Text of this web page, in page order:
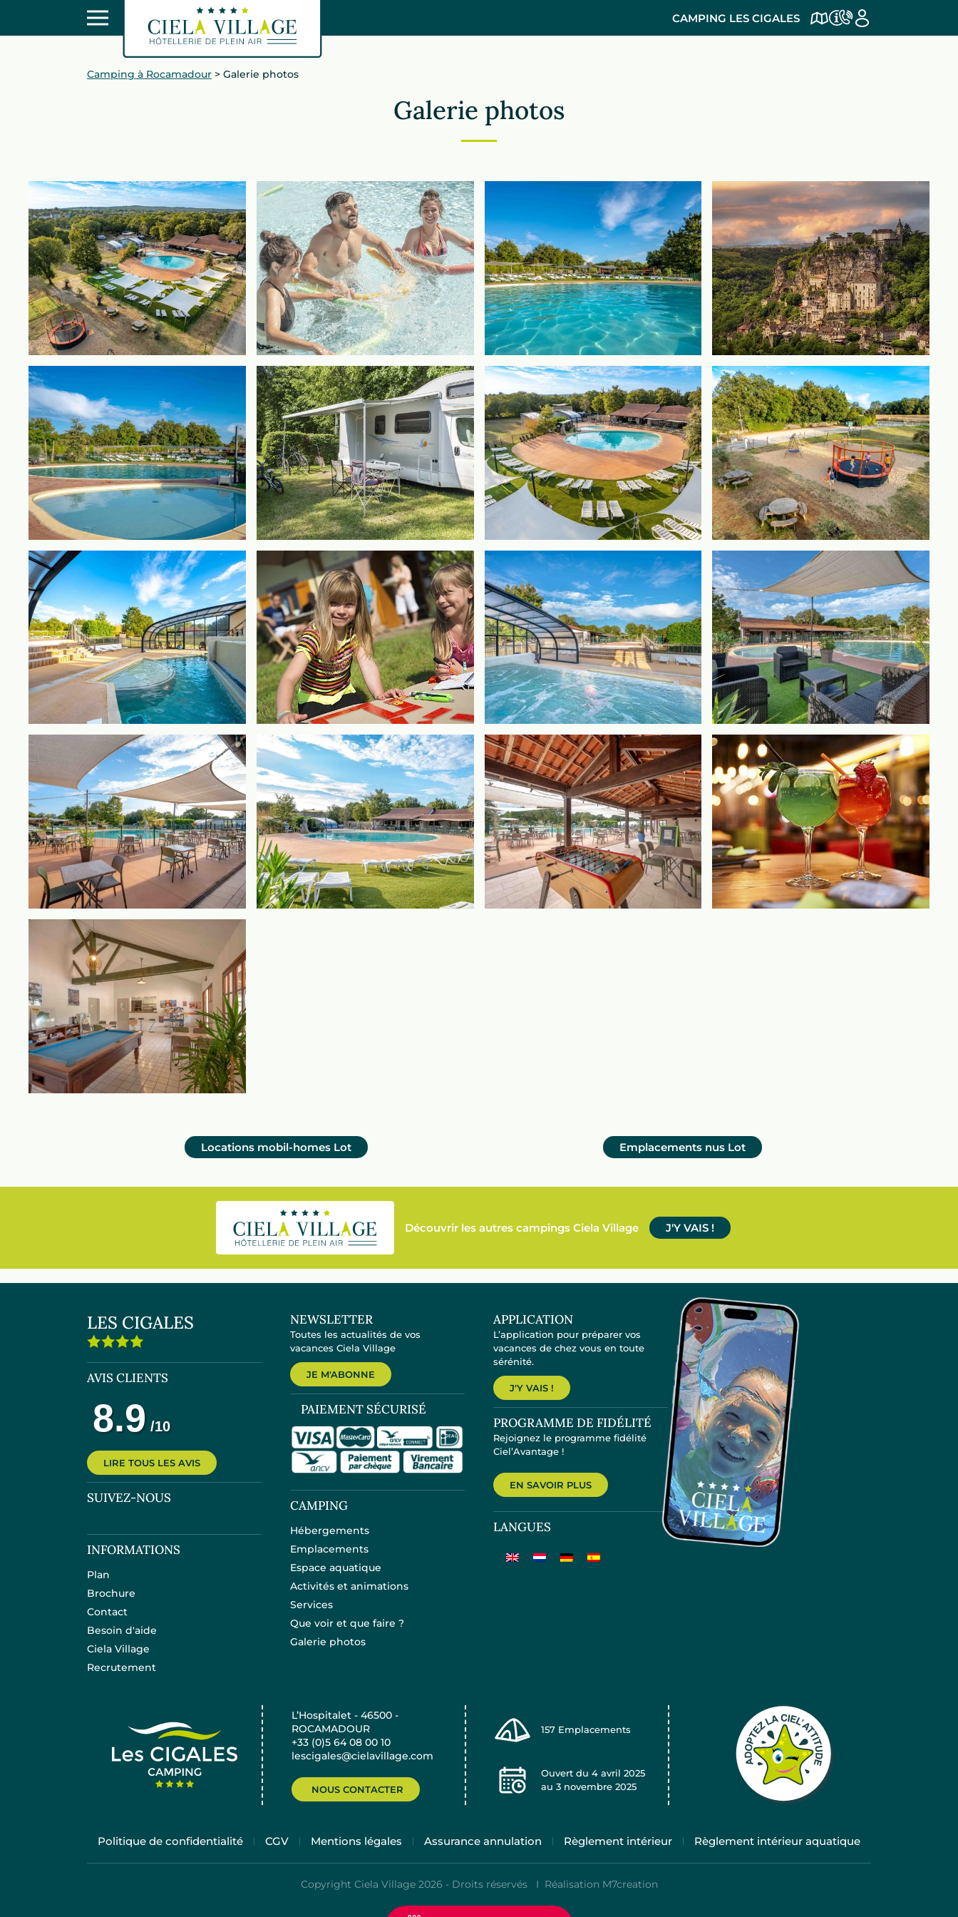
CAMPING LES CIGALES
Camping à Rocamadour > Galerie photos
Galerie photos
Locations mobil-homesLot Emplacements nusLot
Découvrir les autres campings Ciela Village J'Y VAIS !
LES CIGALES
AVIS CLIENTS
LIRE TOUS LES AVIS
SUIVEZ-NOUS
INFORMATIONS
Plan
Brochure
Contact
Besoin d'aide
Ciela Village
Recrutement
NEWSLETTER
Toutes les actualités de vos
vacances Ciela Village
JE M'ABONNE
PAIEMENT SÉCURISÉ
CAMPING
Hébergements
Emplacements
Espace aquatique
Activités et animations
Services
Que voir et que faire ?
Galerie photos
APPLICATION
L’application pour préparer vos
vacances de chez vous en toute
sérénité.
J'Y VAIS !
PROGRAMME DE FIDÉLITÉ
Rejoignez le programme fidélité
Ciel’Avantage !
EN SAVOIR PLUS
LANGUES
L’Hospitalet - 46500 -
ROCAMADOUR
+33 (0)5 64 08 00 10
lescigales@cielavillage.com
NOUS CONTACTER
157 Emplacements
Ouvert du 4 avril 2025
au 3 novembre 2025
Politique de confidentialité CGV Mentions légales Assurance annulation Règlement intérieur Règlement intérieur aquatique
Copyright Ciela Village 2026 - Droits réservés I Réalisation M7creation